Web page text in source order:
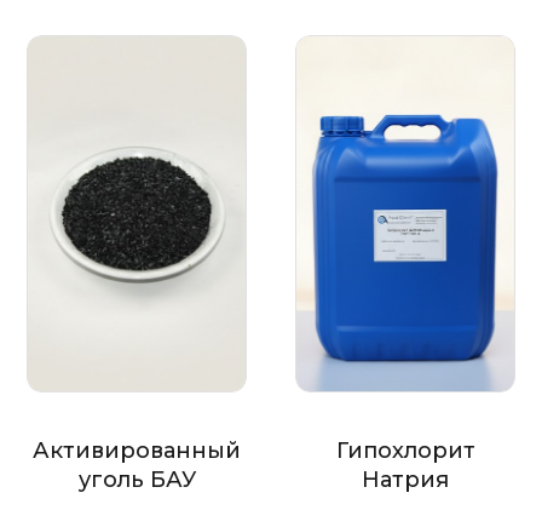
Активированный
уголь БАУ
Гипохлорит
Натрия